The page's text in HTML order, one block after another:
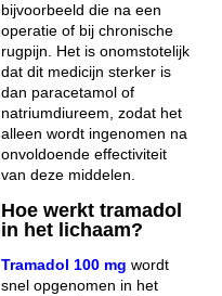
bijvoorbeeld die na een
operatie of bij chronische
rugpijn. Het is onomstotelijk
dat dit medicijn sterker is
dan paracetamol of
natriumdiureem, zodat het
alleen wordt ingenomen na
onvoldoende effectiviteit
van deze middelen.
Hoe werkt tramadol
in het lichaam?
Tramadol 100 mg wordt
snel opgenomen in het